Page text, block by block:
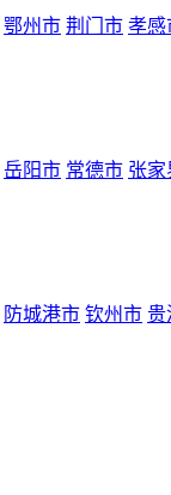
鄂州市 荆门市 孝感
岳阳市 常德市 张家
防城港市 钦州市 贵